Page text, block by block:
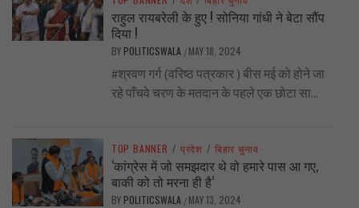
राहुल रायबरेली के हुए ! सोनिया गांधी ने बेटा सौंप
दिया !
BY POLITICSWALA / MAY 18, 2024
#श्रवण गर्ग (वरिष्ठ पत्रकार ) बीस मई को होने जा
रहे पाँचवे चरण के मतदान के पहले एक छोटा सा...
TOP BANNER / प्रदेश / बिहार चुनाव
‘कांग्रेस में जो समझदार थे वो हमारे पास आ गए,
बाकी को तो मरना ही है’
BY POLITICSWALA / MAY 13, 2024